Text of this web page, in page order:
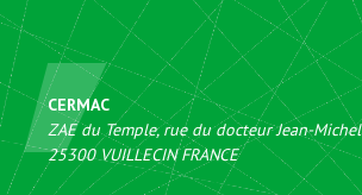
CERMAC
ZAE du Temple, rue du docteur Jean-Michel
25300 VUILLECINFRANCE